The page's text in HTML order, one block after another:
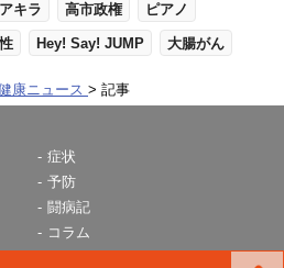
キラ 高市政権 ピアノ
Hey! Say! JUMP 大腸がん
康ニュース 記事
症状
予防
闘病記
コラム